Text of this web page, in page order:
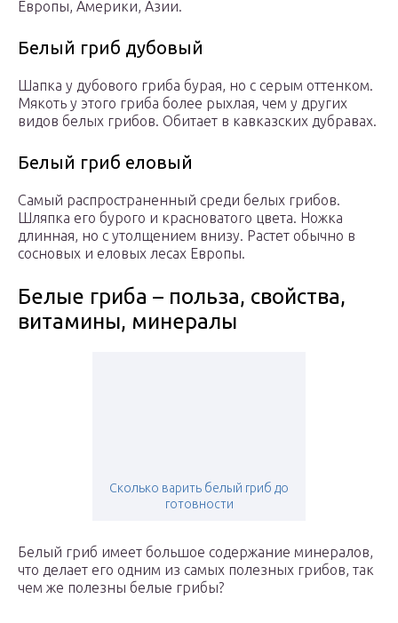
Европы, Америки, Азии.
Белый гриб дубовый
Шапка у дубового гриба бурая, но с серым оттенком.
Мякоть у этого гриба более рыхлая, чем у других
видов белых грибов. Обитает в кавказских дубравах.
Белый гриб еловый
Самый распространенный среди белых грибов.
Шляпка его бурого и красноватого цвета. Ножка
длинная, но с утолщением внизу. Растет обычно в
сосновых и еловых лесах Европы.
Белые гриба – польза, свойства,
витамины, минералы
Сколько варить белый гриб до
готовности
Белый гриб имеет большое содержание минералов,
что делает его одним из самых полезных грибов, так
чем же полезны белые грибы?